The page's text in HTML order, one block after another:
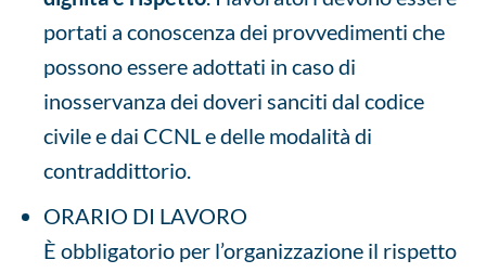
portati a conoscenza dei provvedimenti che
possono essere adottati in caso di
inosservanza dei doveri sanciti dal codice
civile e dai CCNL e delle modalità di
contraddittorio.
ORARIO DI LAVORO
È obbligatorio per l’organizzazione il rispetto